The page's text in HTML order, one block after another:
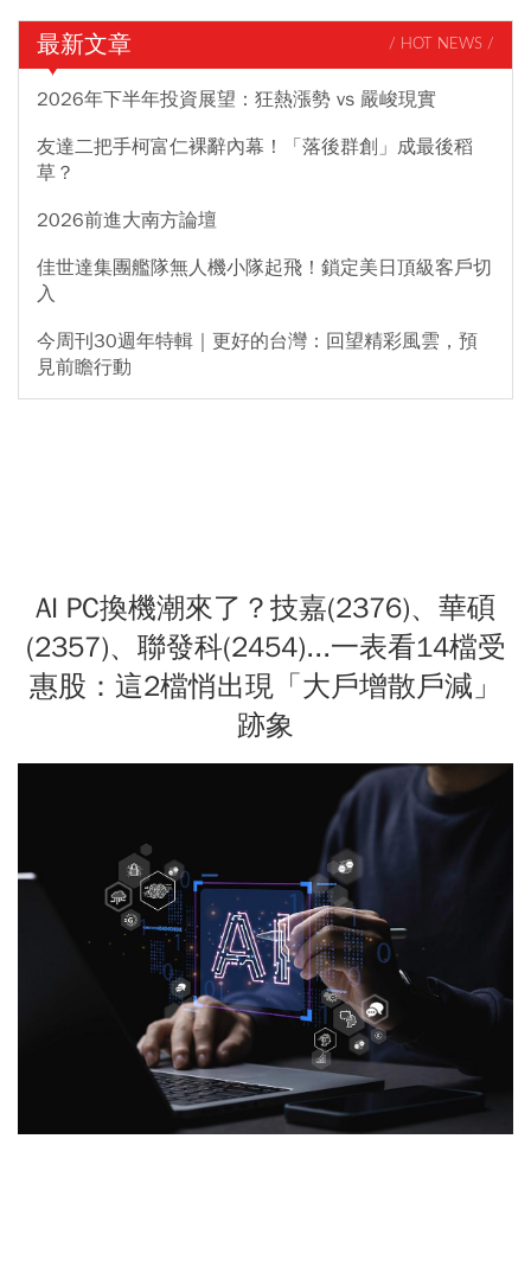
最新文章 / HOT NEWS /
2026年下半年投資展望：狂熱漲勢 vs 嚴峻現實
友達二把手柯富仁裸辭內幕！「落後群創」成最後稻
草？
2026前進大南方論壇
佳世達集團艦隊無人機小隊起飛！鎖定美日頂級客戶切
入
今周刊30週年特輯｜更好的台灣：回望精彩風雲，預
見前瞻行動
AI PC換機潮來了？技嘉(2376)、華碩
(2357)、聯發科(2454)...一表看14檔受
惠股：這2檔悄出現「大戶增散戶減」
跡象